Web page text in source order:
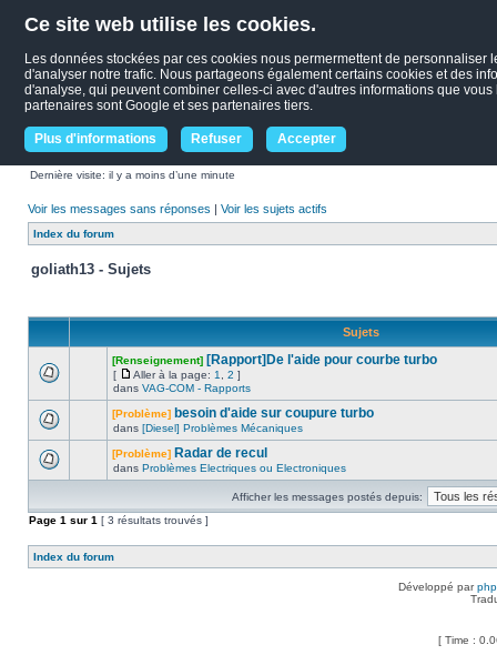
Ce site web utilise les cookies.
Les données stockées par ces cookies nous permermettent de
d'analyser notre trafic. Nous partageons également certains cookies et des
d'analyse, qui peuvent combiner celles-ci avec d'autres informations que
partenaires sont Google et ses partenaires tiers.
Plus d'informations Refuser Accepter
Dernière visite: il y a moins d’une minute
Voir les messages sans réponses | Voir les sujets actifs
Index du forum
goliath13 - Sujets
Sujets
[Renseignement] [Rapport]De l'aide pour courbe turbo
[ Aller à la page: 1 2 ]
dans VAG-COM - Rapports
[Problème] besoin d'aide sur coupure turbo
dans [Diesel] Problèmes Mécaniques
[Problème] Radar de recul
dans Problèmes Electriques ou Electroniques
Afficher les messages postés depuis:
Page 1 sur 1 [ 3 résultats trouvés ]
Index du forum
Développé par
[ Time :